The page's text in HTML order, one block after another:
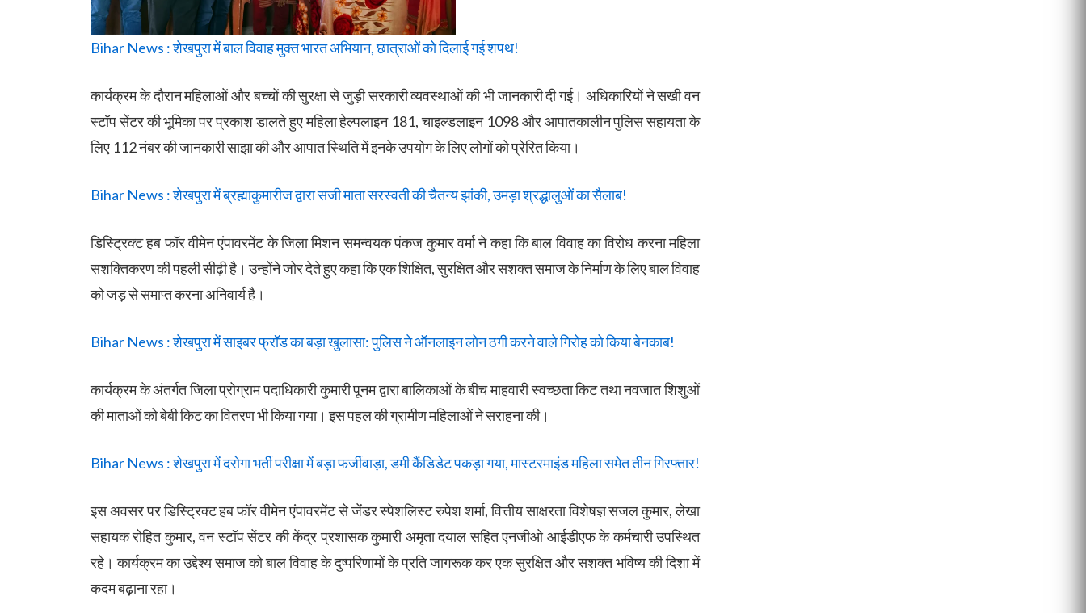
Bihar News : शेखपुरा में बाल विवाह मुक्त भारत अभियान, छात्राओं को दिलाई गई शपथ!
कार्यक्रम के दौरान महिलाओं और बच्चों की सुरक्षा से जुड़ी सरकारी व्यवस्थाओं की भी जानकारी दी गई। अधिकारियों ने सखी वन
स्टॉप सेंटर की भूमिका पर प्रकाश डालते हुए महिला हेल्पलाइन 181, चाइल्डलाइन 1098 और आपातकालीन पुलिस सहायता के
लिए 112 नंबर की जानकारी साझा की और आपात स्थिति में इनके उपयोग के लिए लोगों को प्रेरित किया।
Bihar News : शेखपुरा में ब्रह्माकुमारीज द्वारा सजी माता सरस्वती की चैतन्य झांकी, उमड़ा श्रद्धालुओं का सैलाब!
डिस्ट्रिक्ट हब फॉर वीमेन एंपावरमेंट के जिला मिशन समन्वयक पंकज कुमार वर्मा ने कहा कि बाल विवाह का विरोध करना महिला
सशक्तिकरण की पहली सीढ़ी है। उन्होंने जोर देते हुए कहा कि एक शिक्षित, सुरक्षित और सशक्त समाज के निर्माण के लिए बाल विवाह
को जड़ से समाप्त करना अनिवार्य है।
Bihar News : शेखपुरा में साइबर फ्रॉड का बड़ा खुलासा: पुलिस ने ऑनलाइन लोन ठगी करने वाले गिरोह को किया बेनकाब!
कार्यक्रम के अंतर्गत जिला प्रोग्राम पदाधिकारी कुमारी पूनम द्वारा बालिकाओं के बीच माहवारी स्वच्छता किट तथा नवजात शिशुओं
की माताओं को बेबी किट का वितरण भी किया गया। इस पहल की ग्रामीण महिलाओं ने सराहना की।
Bihar News : शेखपुरा में दरोगा भर्ती परीक्षा में बड़ा फर्जीवाड़ा, डमी कैंडिडेट पकड़ा गया, मास्टरमाइंड महिला समेत तीन गिरफ्तार!
इस अवसर पर डिस्ट्रिक्ट हब फॉर वीमेन एंपावरमेंट से जेंडर स्पेशलिस्ट रुपेश शर्मा, वित्तीय साक्षरता विशेषज्ञ सजल कुमार, लेखा
सहायक रोहित कुमार, वन स्टॉप सेंटर की केंद्र प्रशासक कुमारी अमृता दयाल सहित एनजीओ आईडीएफ के कर्मचारी उपस्थित
रहे। कार्यक्रम का उद्देश्य समाज को बाल विवाह के दुष्परिणामों के प्रति जागरूक कर एक सुरक्षित और सशक्त भविष्य की दिशा में
कदम बढ़ाना रहा।